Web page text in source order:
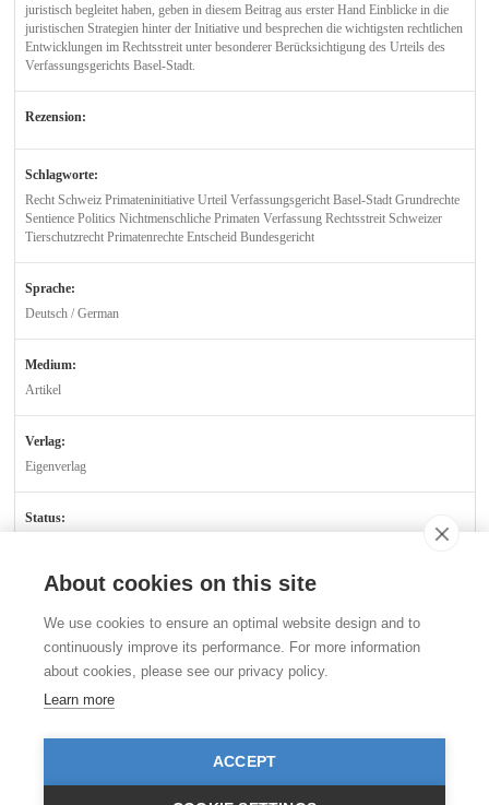
juristisch begleitet haben, geben in diesem Beitrag aus erster Hand Einblicke in die
juristischen Strategien hinter der Initiative und besprechen die wichtigsten rechtlichen
Entwicklungen im Rechtsstreit unter besonderer Berücksichtigung des Urteils des
Verfassungsgerichts Basel-Stadt.
Rezension:
Schlagworte:
Recht Schweiz Primateninitiative Urteil Verfassungsgericht Basel-Stadt Grundrechte
Sentience Politics Nichtmenschliche Primaten Verfassung Rechtsstreit Schweizer
Tierschutzrecht Primatenrechte Entscheid Bundesgericht
Sprache:
Deutsch / German
Medium:
Artikel
Verlag:
Eigenverlag
Status:
Stiftung für das Tier im Recht (TIR)
Rigistrasse 9
CH - 8006 Zürich
info@tierimrecht.org
Ihre Spende kann von den Steuern abgezogen werden.
IBAN: CH17 0900 0000 8770 0700 7, PostFinance CHF
About cookies on this site
We use cookies to ensure an optimal website design and to
continuously improve its performance. For more information
about cookies, please see our privacy policy.
Learn more
ACCEPT